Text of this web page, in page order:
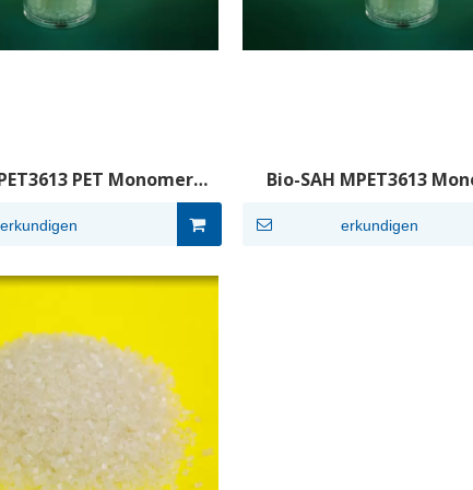
PET Monomerer
Hydrolysestabilisator-
Masterbatch
erkundigen
Bio-SAH MPET3613
Carbodiimid-
Masterbatch auf PET-
Polyesterharz,
erkundigen